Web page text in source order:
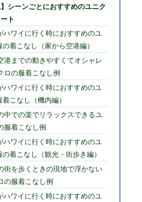
】シーンごとにおすすめのユニク
ト
ハワイに行く時におすすめのユ
着こなし（家から空港編）
港までの動きやすくてオシャレ
ロの服着こなし例
ハワイに行く時におすすめのユ
こなし（機内編）
中での楽でリラックスできるユ
服着こなし例
ハワイに行く時におすすめのユ
着こなし（観光・街歩き編）
街を歩くときの現地で浮かない
の服着こなし例
ハワイに行く時におすすめのユ